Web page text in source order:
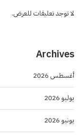
لا توجد تعليقات للعرض.
Archives
أغسطس 2026
يوليو 2026
يونيو 2026